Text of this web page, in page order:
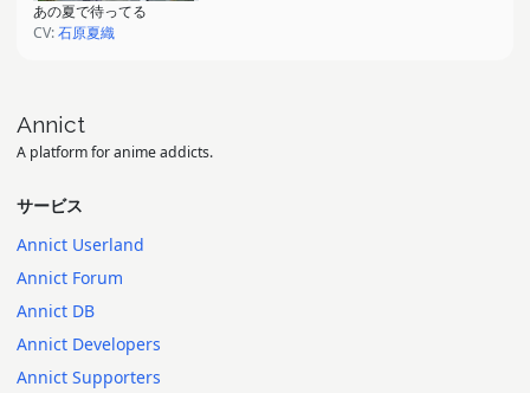
あの夏で待ってる
CV:石原夏織
Annict
A platform for anime addicts.
サービス
Annict Userland
Annict Forum
Annict DB
Annict Developers
Annict Supporters